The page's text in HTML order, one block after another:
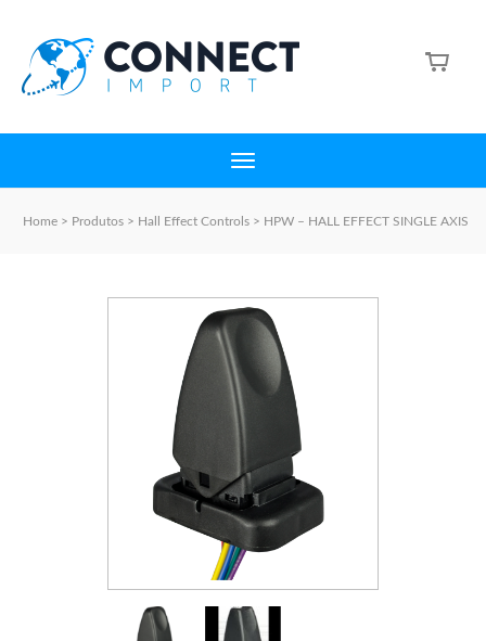
Home > Produtos > Hall Effect Controls > HPW – HALL EFFECT SINGLE AXIS